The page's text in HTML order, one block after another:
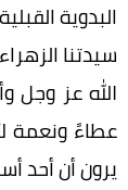
البدوية
سيدتنا
الله عز وجل
عطاءً ونعمة
يرون أن أحد